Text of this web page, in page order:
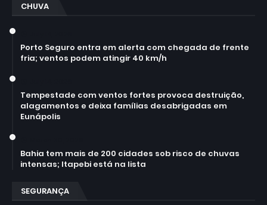
CHUVA
Porto Seguro entra em alerta com chegada de frente
fria; ventos podem atingir 40 km/h
Tempestade com ventos fortes provoca destruição,
alagamentos e deixa famílias desabrigadas em
Eunápolis
Bahia tem mais de 200 cidades sob risco de chuvas
intensas; Itapebi está na lista
SEGURANÇA